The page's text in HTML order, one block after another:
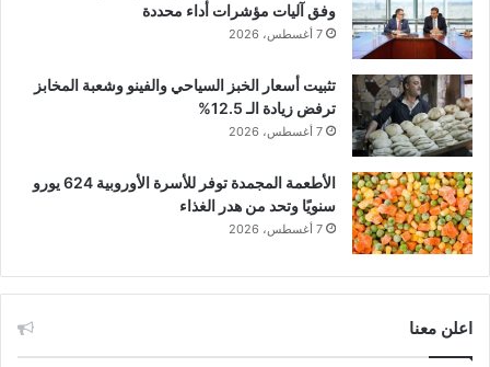
وفق آليات مؤشرات أداء محددة
7 أغسطس، 2026
تثبيت أسعار الخبز السياحي والفينو وشعبة المخابز
ترفض زيادة الـ 12.5%
7 أغسطس، 2026
الأطعمة المجمدة توفر للأسرة الأوروبية 624 يورو
سنويًا وتحد من هدر الغذاء
7 أغسطس، 2026
اعلن معنا